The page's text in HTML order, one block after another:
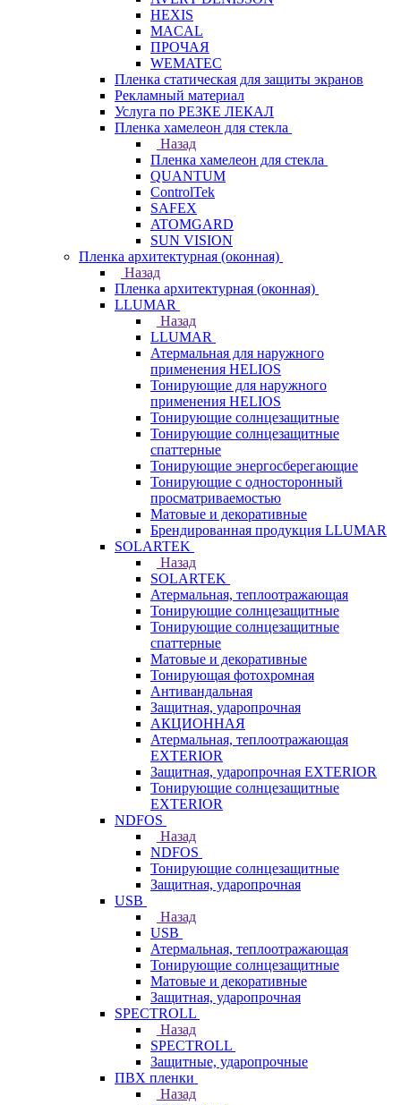
HEXIS
MACAL
ПРОЧАЯ
WEMATEC
Пленка статическая для защиты экранов
Рекламный материал
Услуга по РЕЗКЕ ЛЕКАЛ
Пленка хамелеон для стекла
Назад
Пленка хамелеон для стекла
QUANTUM
ControlTek
SAFEX
ATOMGARD
SUN VISION
Пленка архитектурная (оконная)
Назад
Пленка архитектурная (оконная)
LLUMAR
Назад
LLUMAR
Атермальная для наружного
применения HELIOS
Тонирующие для наружного
применения HELIOS
Тонирующие солнцезащитные
Тонирующие солнцезащитные
спаттерные
Тонирующие энергосберегающие
Тонирующие с односторонный
просматриваемостью
Матовые и декоративные
Брендированная продукция LLUMAR
SOLARTEK
Назад
SOLARTEK
Атермальная, теплоотражающая
Тонирующие солнцезащитные
Тонирующие солнцезащитные
спаттерные
Матовые и декоративные
Тонирующая фотохромная
Антивандальная
Защитная, ударопрочная
АКЦИОННАЯ
Атермальная, теплоотражающая
EXTERIOR
Защитная, ударопрочная EXTERIOR
Тонирующие солнцезащитные
EXTERIOR
NDFOS
Назад
NDFOS
Тонирующие солнцезащитные
Защитная, ударопрочная
USB
Назад
USB
Атермальная, теплоотражающая
Тонирующие солнцезащитные
Матовые и декоративные
Защитная, ударопрочная
SPECTROLL
Назад
SPECTROLL
Защитные, ударопрочные
ПВХ пленки
Назад